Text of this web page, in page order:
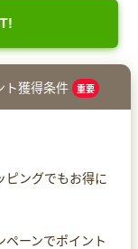
ト獲得条件 重要
ピングでもお得に
ーンでポイント